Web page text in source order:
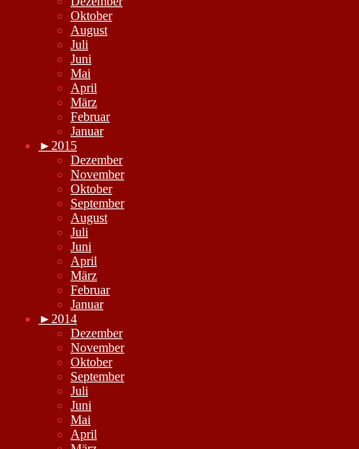
Oktober
August
Juli
Juni
Mai
April
März
Februar
Januar
► 2015
Dezember
November
Oktober
September
August
Juli
Juni
April
März
Februar
Januar
► 2014
Dezember
November
Oktober
September
Juli
Juni
Mai
April